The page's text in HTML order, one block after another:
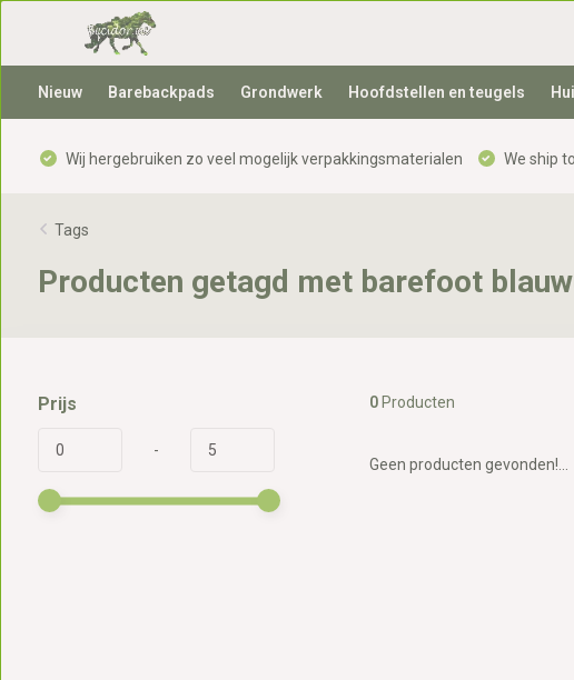
Nieuw Barebackpads Grondwerk Hoofdstellen en teugels
Wij hergebruiken zo veel mogelijk verpakkingsmaterialen We ship
Tags
Producten getagd met barefoot
Prijs
-
0Producten
Geen producten gevonden!...